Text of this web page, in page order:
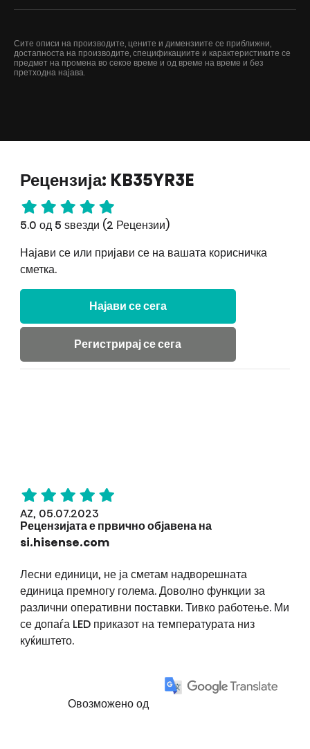
Сите описи на производите, цените и димензиите се приближни,
достапноста на производите, спецификациите и карактеристиките се
предмет на промена во секое време и од време на време и без
претходна најава.
Рецензија: KB35YR3E
5.0 од 5 ѕвезди (2 Рецензии)
Најави се или пријави се на вашата корисничка
сметка.
Најави се сега
Регистрирај се сега
AZ, 05.07.2023
Рецензијата е првично објавена на
si.hisense.com
Лесни единици, не ја сметам надворешната
единица премногу голема. Доволно функции за
различни оперативни поставки. Тивко работење. Ми
се допаѓа LED приказот на температурата низ
куќиштето.
Овозможено од